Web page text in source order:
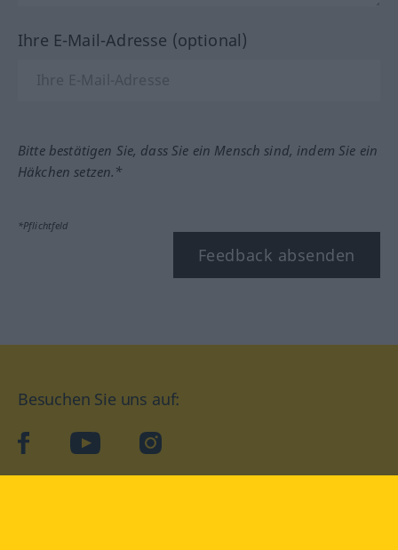
Ihre E-Mail-Adresse (optional)
Bitte bestätigen Sie, dass Sie ein Mensch sind, indem Sie ein
Häkchen setzen.*
*Pflichtfeld
Feedback absenden
Besuchen Sie uns auf:
facebookYouTube Instagram